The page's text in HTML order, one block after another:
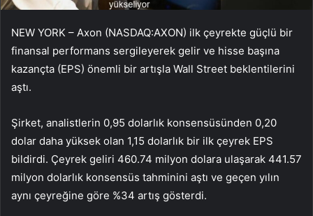
NEW YORK – Axon (NASDAQ:AXON) ilk çeyrekte güçlü bir
finansal performans sergileyerek gelir ve hisse başına
kazançta (EPS) önemli bir artışla Wall Street beklentilerini
aştı.
Şirket, analistlerin 0,95 dolarlık konsensüsünden 0,20
dolar daha yüksek olan 1,15 dolarlık bir ilk çeyrek EPS
bildirdi. Çeyrek geliri 460.74 milyon dolara ulaşarak 441.57
milyon dolarlık konsensüs tahminini aştı ve geçen yılın
aynı çeyreğine göre %34 artış gösterdi.